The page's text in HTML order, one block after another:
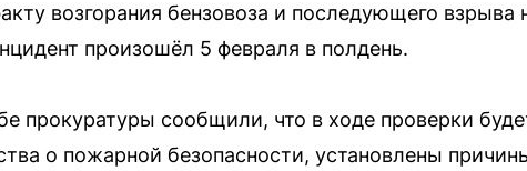
возгорания бензовоза и последующего взрыва
произошёл 5 февраля в полдень.
прокуратуры сообщили, что в ходе проверки
о пожарной безопасности, установлены